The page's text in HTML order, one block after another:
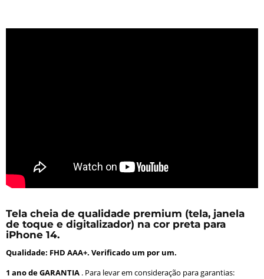
Tela cheia de qualidade premium (tela, janela
de toque e digitalizador) na cor preta para
iPhone 14.
Qualidade: FHD AAA+. Verificado um por um.
1 ano de GARANTIA . Para levar em consideração para garantias: